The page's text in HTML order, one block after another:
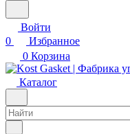
Войти
0
Избранное
0 Корзина
Каталог